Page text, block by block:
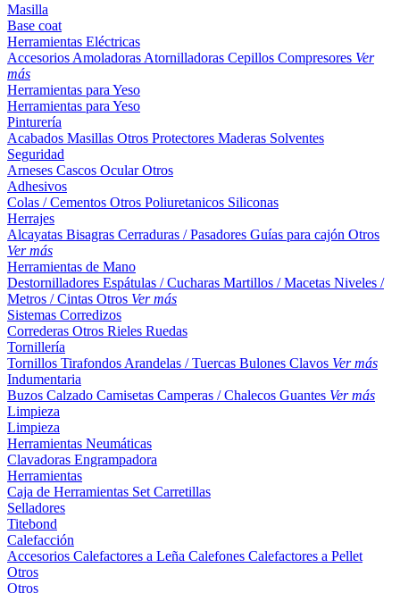
Masilla
Base coat
Herramientas Eléctricas
Accesorios Amoladoras Atornilladoras Cepillos Compresores Ver
más
Herramientas para Yeso
Herramientas para Yeso
Pinturería
Acabados Masillas Otros Protectores Maderas Solventes
Seguridad
Arneses Cascos OcularOtros
Adhesivos
Colas / Cementos Otros Poliuretanicos Siliconas
Herrajes
Alcayatas Bisagras Cerraduras / Pasadores Guías para cajón Otros
Ver más
Herramientas de Mano
Destornilladores Espátulas / Cucharas Martillos / Macetas Niveles /
Metros / Cintas Otros Ver más
Sistemas Corredizos
Correderas Otros Rieles Ruedas
Tornillería
Tornillos Tirafondos Arandelas / Tuercas Bulones Clavos Ver más
Indumentaria
Buzos Calzado Camisetas Camperas / Chalecos Guantes Ver más
Limpieza
Limpieza
Herramientas Neumáticas
Clavadoras Engrampadora
Herramientas
Caja de Herramientas Set Carretillas
Selladores
Titebond
Calefacción
Accesorios Calefactores a Leña Calefones Calefactores a Pellet
Otros
Otros